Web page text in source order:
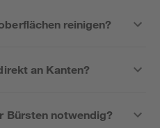
reinigen?
an Kanten?
Bürsten notwendig?